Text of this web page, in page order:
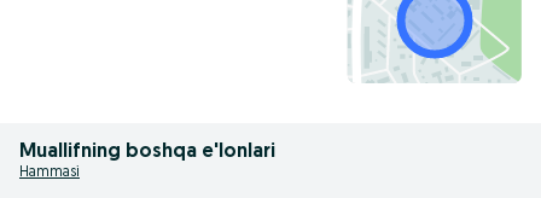
Muallifning boshqa e'lonlari
Hammasi